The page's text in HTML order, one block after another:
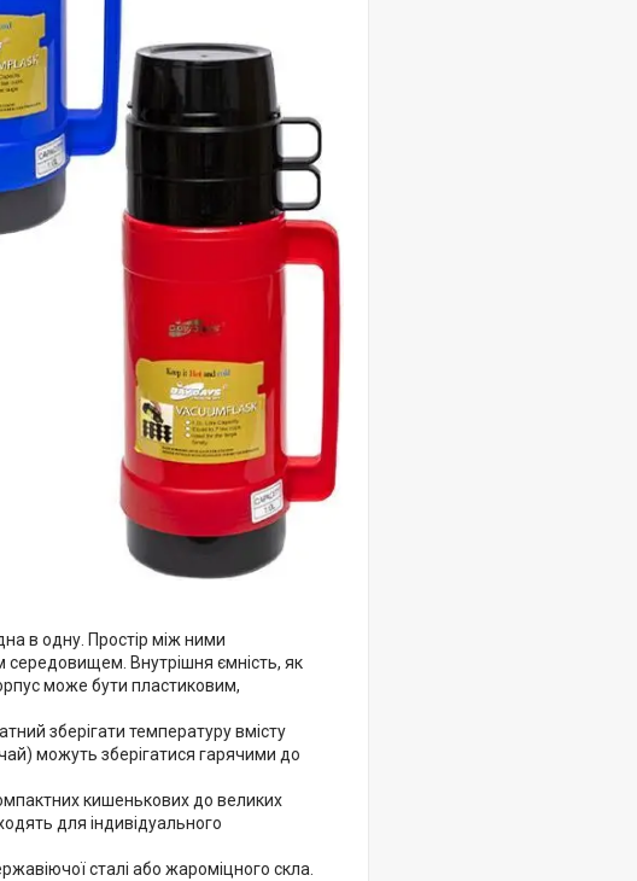
в одну. Простір між ними
середовищем. Внутрішня ємність, як
може бути пластиковим,
зберігати температуру вмісту
можуть зберігатися гарячими до
кишенькових до великих
для індивідуального
сталі або жароміцного скла.